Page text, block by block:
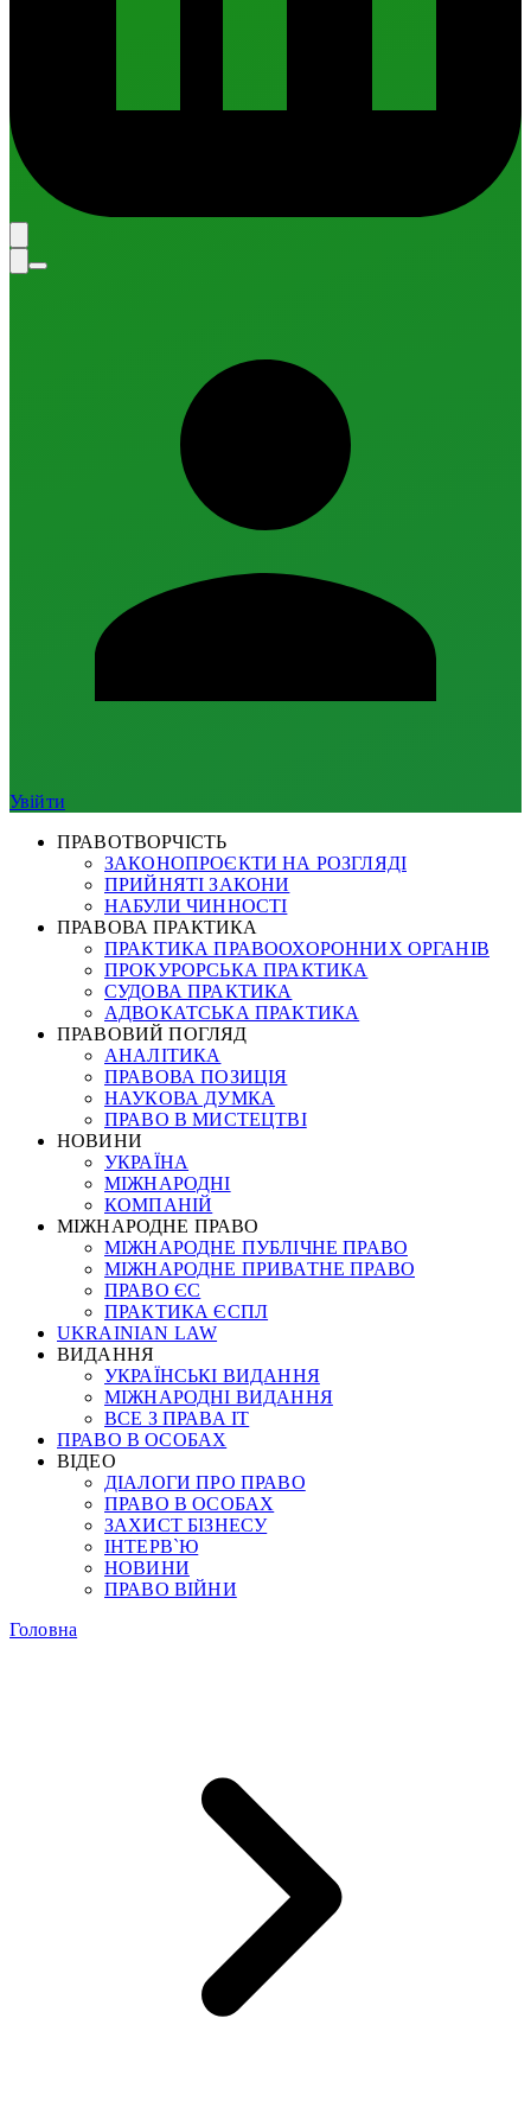
Увійти
ПРАВОТВОРЧІСТЬ
ЗАКОНОПРОЄКТИ НА РОЗГЛЯДІ
ПРИЙНЯТІ ЗАКОНИ
НАБУЛИ ЧИННОСТІ
ПРАВОВА ПРАКТИКА
ПРАКТИКА ПРАВООХОРОННИХ ОРГАНІВ
ПРОКУРОРСЬКА ПРАКТИКА
СУДОВА ПРАКТИКА
АДВОКАТСЬКА ПРАКТИКА
ПРАВОВИЙ ПОГЛЯД
АНАЛІТИКА
ПРАВОВА ПОЗИЦІЯ
НАУКОВА ДУМКА
ПРАВО В МИСТЕЦТВІ
НОВИНИ
УКРАЇНА
МІЖНАРОДНІ
КОМПАНІЙ
МІЖНАРОДНЕ ПРАВО
МІЖНАРОДНЕ ПУБЛІЧНЕ ПРАВО
МІЖНАРОДНЕ ПРИВАТНЕ ПРАВО
ПРАВО ЄС
ПРАКТИКА ЄСПЛ
UKRAINIAN LAW
ВИДАННЯ
УКРАЇНСЬКІ ВИДАННЯ
МІЖНАРОДНІ ВИДАННЯ
ВСЕ З ПРАВА ІТ
ПРАВО В ОСОБАХ
ВІДЕО
ДІАЛОГИ ПРО ПРАВО
ПРАВО В ОСОБАХ
ЗАХИСТ БІЗНЕСУ
ІНТЕРВ`Ю
НОВИНИ
ПРАВО ВІЙНИ
Головна